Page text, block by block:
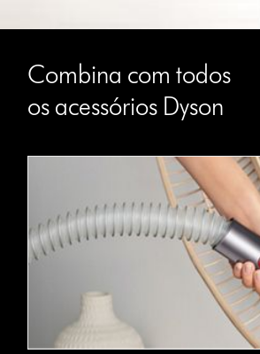
Combina com todos
os acessórios Dyson